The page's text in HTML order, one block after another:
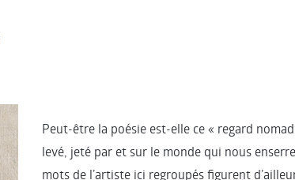
Peut-être la poésie est-elle ce « regard
levé, jeté par et sur le monde qui nous
mots de l’artiste ici regroupés figurent